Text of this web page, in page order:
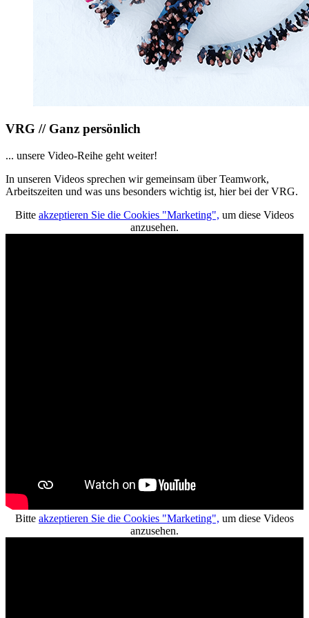
VRG // Ganz persönlich
... unsere Video-Reihe geht weiter!
In unseren Videos sprechen wir gemeinsam über Teamwork,
Arbeitszeiten und was uns besonders wichtig ist, hier bei der VRG.
Bitte akzeptieren Sie die Cookies "Marketing", um diese Videos
anzusehen.
Bitte akzeptieren Sie die Cookies "Marketing", um diese Videos
anzusehen.